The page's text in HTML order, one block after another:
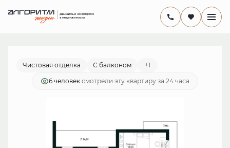
2-комнатная
15 072 999 руб.
от 43 855 руб./мес.
Чистовая отделка С балконом +1
6 человек смотрели эту квартиру за 24 часа